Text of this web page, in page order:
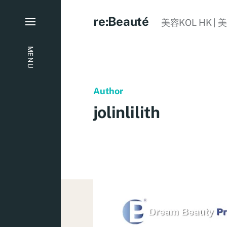
MENU
re:Beauté 美容KOL HK |
Author
jolinlilith